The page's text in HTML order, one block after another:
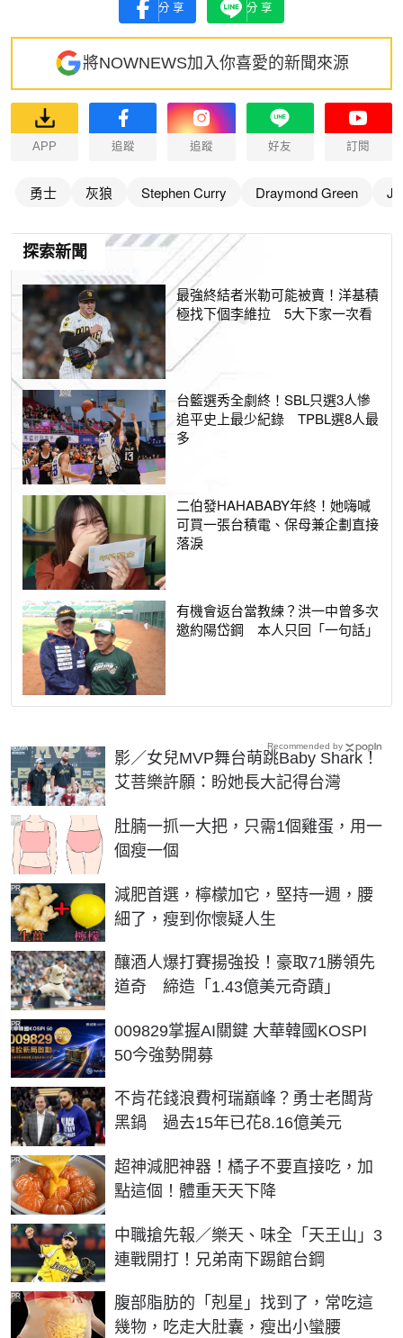
分享 分享
將NOWNEWS加入你喜愛的新聞來源
APP 追蹤 追蹤 好友 訂閱
勇士 灰狼 Stephen Curry Draymond Green
探索新聞
最強終結者米勒可能被賣！洋基積
極找下個李維拉 5大下家一次看
台籃選秀全劇終！SBL只選3人慘
追平史上最少紀錄 TPBL選8人最
多
二伯發HAHABABY年終！她嗨喊
可買一張台積電、保母兼企劃直接
落淚
有機會返台當教練？洪一中曾多次
邀約陽岱鋼 本人只回「一句話」
影／女兒MVP舞台萌跳Baby Shark！
艾菩樂許願：盼她長大記得台灣
肚腩一抓一大把，只需1個雞蛋，用一
個瘦一個
PR
減肥首選，檸檬加它，堅持一週，腰
細了，瘦到你懷疑人生
PR
釀酒人爆打賽揚強投！豪取71勝領先
道奇 締造「1.43億美元奇蹟」
009829掌握AI關鍵 大華韓國KOSPI
50今強勢開募
PR
不肯花錢浪費柯瑞巔峰？勇士老闆背
黑鍋 過去15年已花8.16億美元
超神減肥神器！橘子不要直接吃，加
點這個！體重天天下降
PR
中職搶先報／樂天、味全「天王山」3
連戰開打！兄弟南下踢館台鋼
腹部脂肪的「剋星」找到了，常吃這
幾物，吃走大肚囊，瘦出小蠻腰
PR
Recommended by